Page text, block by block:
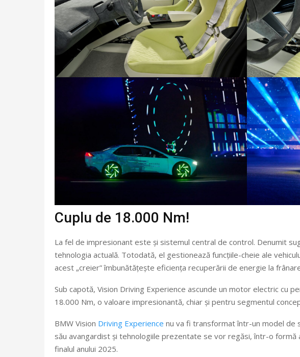
Cuplu de 18.000 Nm!
La fel de impresionant este și sistemul central de control. Denumit
tehnologia actuală. Totodată, el gestionează funcțiile-cheie ale
acest „creier” îmbunătățește eficiența recuperării de energie la
Sub capotă, Vision Driving Experience ascunde un motor electric cu
18.000 Nm, o valoare impresionantă, chiar și pentru segmentul
BMW Vision Driving Experience nu va fi transformat într-un model de
său avangardist și tehnologiile prezentate se vor regăsi, într-o
finalul anului 2025.